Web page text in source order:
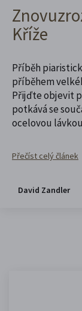
Kříže
Příběh
příběhem
Přijďte objevit
potkává se
ocelovou
Přečíst celý článek
David Zandler